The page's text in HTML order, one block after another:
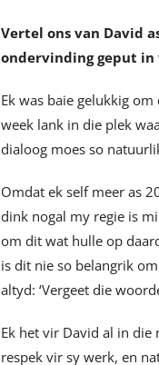
Vertel ons van David
ondervinding geput in
Ek was baie gelukkig
week lank in die plek
dialoog moes so
Omdat ek self meer as
dink nogal my regie is
om dit wat hulle op
is dit nie so belangrik
altyd: ‘Vergeet die
Ek het vir David al in die
respek vir sy werk, en